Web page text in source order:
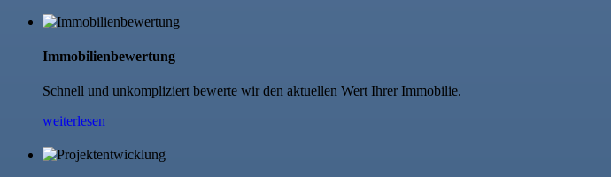
Immobilienbewertung
Schnell und unkompliziert bewerte wir den aktuellen Wert Ihrer Immobilie.
weiterlesen